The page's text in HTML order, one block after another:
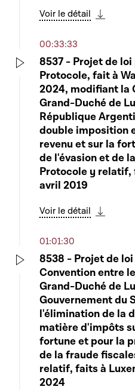
Voir le détail
00:33:33
8537 - Projet de
Protocole, fait à
2024, modifiant la
Grand-Duché de
République
double imposition
revenu et sur la
de l'évasion et de
Protocole y relatif,
avril 2019
Voir le détail
01:01:30
8538 - Projet de
Convention entre
Grand-Duché de
Gouvernement du
l'élimination de la
matière d'impôts
fortune et pour la
de la fraude
relatif, faits à
2024